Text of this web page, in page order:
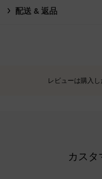
配送 & 返品
レビューは購入し
カスタ